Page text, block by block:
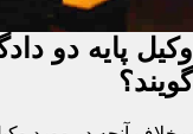
وکیل پایه دو
گویند؟